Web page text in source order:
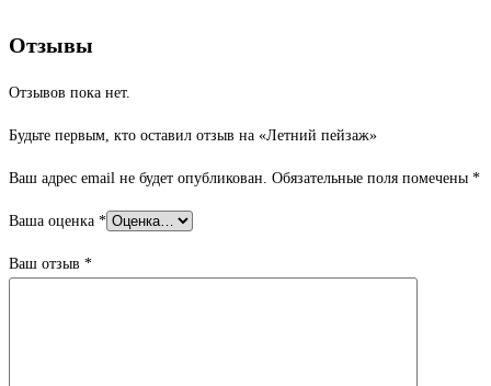
Отзывы
Отзывов пока нет.
Будьте первым, кто оставил отзыв на «Летний пейзаж»
Ваш адрес email не будет опубликован. Обязательные поля помечены *
Ваша оценка *
Ваш отзыв *